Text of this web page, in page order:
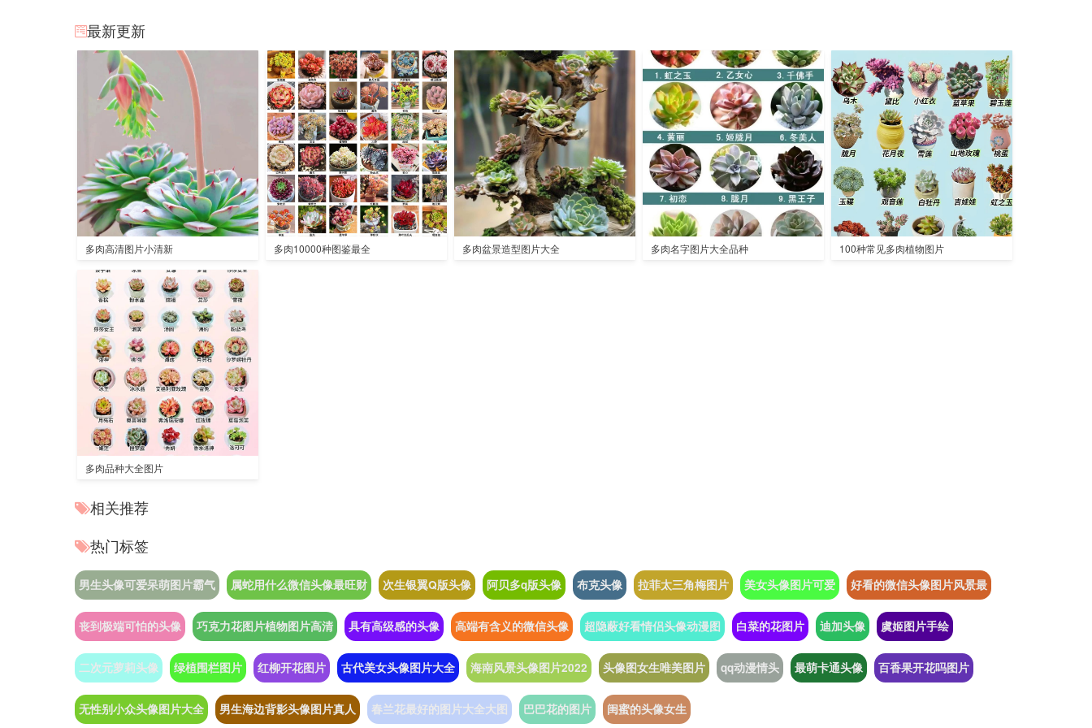
最新更新
多肉高清图片小清新 多肉10000种图鉴最全 多肉盆景造型图片大全 多肉名字图片大全品种 100种常见多肉植物图片
多肉品种大全图片
相关推荐
热门标签
男生头像可爱呆萌图片霸气 属蛇用什么微信头像最旺财 次生银翼Q版头像 阿贝多q版头像 布克头像 拉菲太三角梅图片 美女头像图片可爱 好看的微信头像图片风景最
丧到极端可怕的头像 巧克力花图片植物图片高清 具有高级感的头像 高端有含义的微信头像 超隐蔽好看情侣头像动漫图 白菜的花图片 迪加头像 虞姬图片手绘
二次元萝莉头像 绿植围栏图片 红柳开花图片 古代美女头像图片大全 海南风景头像图片2022 头像图女生唯美图片 qq动漫情头 最萌卡通头像 百香果开花吗图片
无性别小众头像图片大全 男生海边背影头像图片真人 春兰花最好的图片大全大图 巴巴花的图片 闺蜜的头像女生